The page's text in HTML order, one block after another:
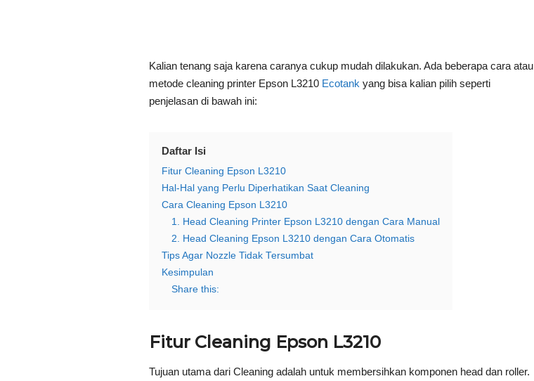
Kalian tenang saja karena caranya cukup mudah dilakukan. Ada beberapa cara atau
metode cleaning printer Epson L3210 Ecotank yang bisa kalian pilih seperti
penjelasan di bawah ini:
Daftar Isi
Fitur Cleaning Epson L3210
Hal-Hal yang Perlu Diperhatikan Saat Cleaning
Cara Cleaning Epson L3210
1. Head Cleaning Printer Epson L3210 dengan Cara Manual
2. Head Cleaning Epson L3210 dengan Cara Otomatis
Tips Agar Nozzle Tidak Tersumbat
Kesimpulan
Share this:
Fitur Cleaning Epson L3210
Tujuan utama dari Cleaning adalah untuk membersihkan komponen head dan roller.